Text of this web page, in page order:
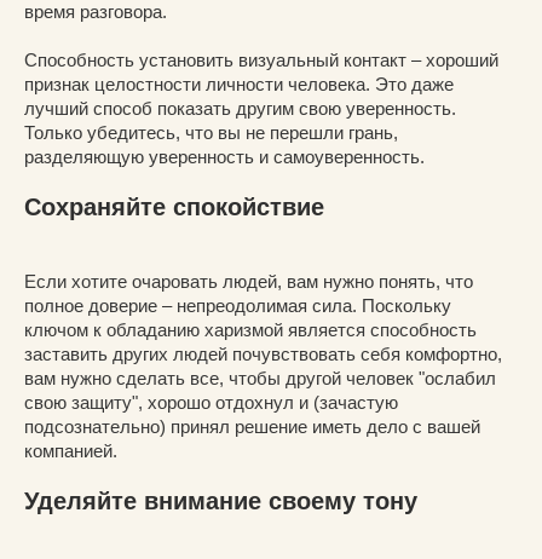
время разговора.
Способность установить визуальный контакт – хороший
признак целостности личности человека. Это даже
лучший способ показать другим свою уверенность.
Только убедитесь, что вы не перешли грань,
разделяющую уверенность и самоуверенность.
Сохраняйте спокойствие
Если хотите очаровать людей, вам нужно понять, что
полное доверие – непреодолимая сила. Поскольку
ключом к обладанию харизмой является способность
заставить других людей почувствовать себя комфортно,
вам нужно сделать все, чтобы другой человек "ослабил
свою защиту", хорошо отдохнул и (зачастую
подсознательно) принял решение иметь дело с вашей
компанией.
Уделяйте внимание своему тону